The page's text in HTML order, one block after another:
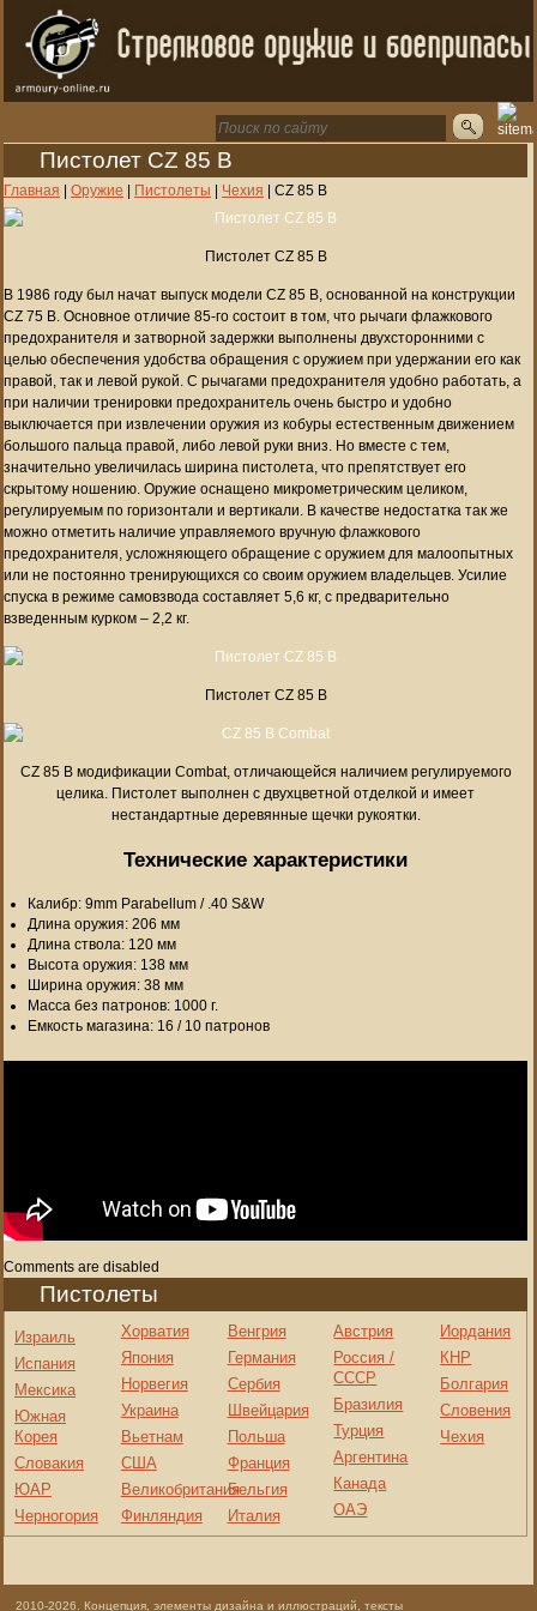
Пистолет CZ 85 B
Главная | Оружие | Пистолеты | Чехия | CZ 85 B
Пистолет CZ 85 B
В 1986 году был начат выпуск модели CZ 85 B, основанной на конструкции
CZ 75 B. Основное отличие 85-го состоит в том, что рычаги флажкового
предохранителя и затворной задержки выполнены двухсторонними с
целью обеспечения удобства обращения с оружием при удержании его как
правой, так и левой рукой. С рычагами предохранителя удобно работать, а
при наличии тренировки предохранитель очень быстро и удобно
выключается при извлечении оружия из кобуры естественным движением
большого пальца правой, либо левой руки вниз. Но вместе с тем,
значительно увеличилась ширина пистолета, что препятствует его
скрытому ношению. Оружие оснащено микрометрическим целиком,
регулируемым по горизонтали и вертикали. В качестве недостатка так же
можно отметить наличие управляемого вручную флажкового
предохранителя, усложняющего обращение с оружием для малоопытных
или не постоянно тренирующихся со своим оружием владельцев. Усилие
спуска в режиме самовзвода составляет 5,6 кг, с предварительно
взведенным курком – 2,2 кг.
Пистолет CZ 85 B
CZ 85 B модификации Combat, отличающейся наличием регулируемого
целика. Пистолет выполнен с двухцветной отделкой и имеет
нестандартные деревянные щечки рукоятки.
Технические характеристики
Калибр: 9mm Parabellum / .40 S&W
Длина оружия: 206 мм
Длина ствола: 120 мм
Высота оружия: 138 мм
Ширина оружия: 38 мм
Масса без патронов: 1000 г.
Емкость магазина: 16 / 10 патронов
Comments are disabled
Пистолеты
Израиль
Испания
Мексика
Южная
Корея
Словакия
ЮАР
Черногория
Хорватия
Япония
Норвегия
Украина
Вьетнам
США
Великобритания
Финляндия
Венгрия
Германия
Сербия
Швейцария
Польша
Франция
Бельгия
Италия
Австрия
Россия /
СССР
Бразилия
Турция
Аргентина
Канада
ОАЭ
Иордания
КНР
Болгария
Словения
Чехия
2010-2026. Концепция, элементы дизайна и иллюстраций, тексты